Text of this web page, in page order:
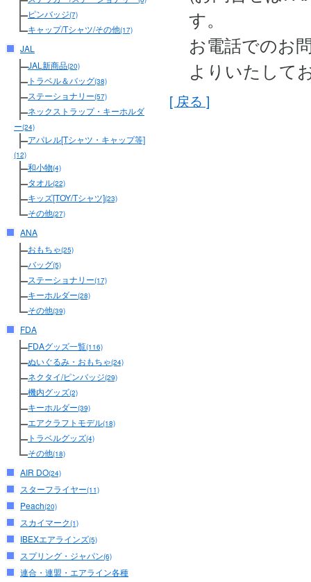
ピンバッジ(7)
キャップ/Tシャツ/その他(17)
JAL
JAL新商品(20)
トラベル＆バッグ(38)
ステーショナリー(57)
ネックストラップ・キーホルダ
ー(24)
アパレル[Tシャツ・キャップ等]
(12)
和小物(4)
タオル(22)
キッズ[TOY/Tシャツ](23)
その他(27)
ANA
おもちゃ(25)
バッグ(5)
ステーショナリー(17)
キーホルダー(28)
その他(39)
FDA
FDAグッズ一覧(116)
ぬいぐるみ・おもちゃ(24)
ネクタイ/ピンバッジ(29)
機内グッズ(2)
キーホルダー(39)
エアクラフトモデル(18)
トラベルグッズ(4)
その他(18)
AIR DO(24)
スターフライヤー(11)
Peach(20)
スカイマーク(1)
IBEXエアラインズ(5)
スプリング・ジャパン(6)
連合・連盟・エアライン各種
す。
お電話でのお
よりいたして
[ 戻る ]